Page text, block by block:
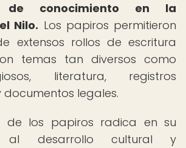
de conocimiento en la
Nilo. Los papiros permitieron
extensos rollos de escritura
temas tan diversos como
literatura, registros
documentos legales.
de los papiros radica en su
al desarrollo cultural y